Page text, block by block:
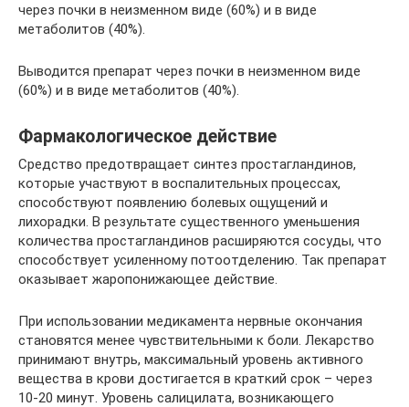
через почки в неизменном виде (60%) и в виде
метаболитов (40%).
Выводится препарат через почки в неизменном виде
(60%) и в виде метаболитов (40%).
Фармакологическое действие
Средство предотвращает синтез простагландинов,
которые участвуют в воспалительных процессах,
способствуют появлению болевых ощущений и
лихорадки. В результате существенного уменьшения
количества простагландинов расширяются сосуды, что
способствует усиленному потоотделению. Так препарат
оказывает жаропонижающее действие.
При использовании медикамента нервные окончания
становятся менее чувствительными к боли. Лекарство
принимают внутрь, максимальный уровень активного
вещества в крови достигается в краткий срок – через
10-20 минут. Уровень салицилата, возникающего